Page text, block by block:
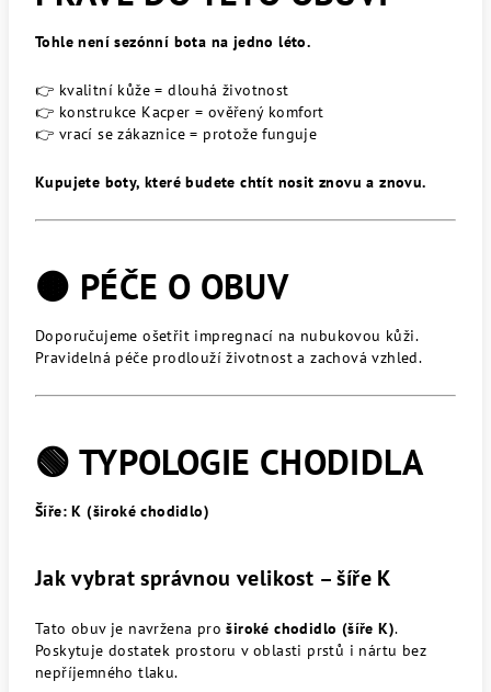
Tohle není sezónní bota na jedno léto.
👉 kvalitní kůže = dlouhá životnost
👉 konstrukce Kacper = ověřený komfort
👉 vrací se zákaznice = protože funguje
Kupujete boty, které budete chtít nosit znovu a znovu.
🟤 PÉČE O OBUV
Doporučujeme ošetřit impregnací na nubukovou kůži.
Pravidelná péče prodlouží životnost a zachová vzhled.
🟢 TYPOLOGIE CHODIDLA
Šíře: K (široké chodidlo)
Jak vybrat správnou velikost – šíře K
Tato obuv je navržena proširoké chodidlo (šíře K).
Poskytuje dostatek prostoru v oblasti prstů i nártu bez
nepříjemného tlaku.